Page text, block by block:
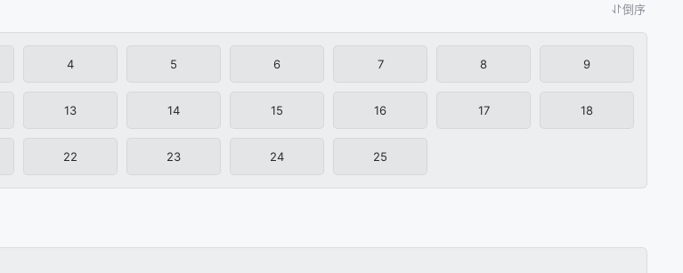
倒序
4 5 6 7 8 9
13 14 15 16 17 18
22 23 24 25